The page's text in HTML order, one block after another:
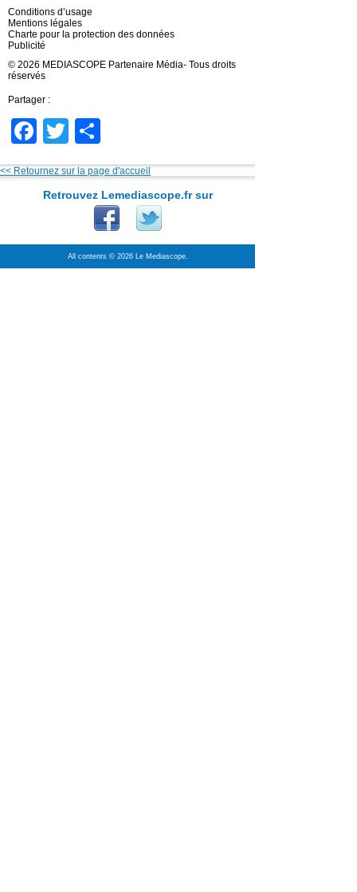
Conditions d’usage
Mentions légales
Charte pour la protection des données
Publicité
© 2026 MEDIASCOPE Partenaire Média- Tous droits
réservés
Partager :
Facebook
Twitter
<< Retournez sur la page d'accueil
Retrouvez Lemediascope.fr sur
All contents © 2026 Le Mediascope.